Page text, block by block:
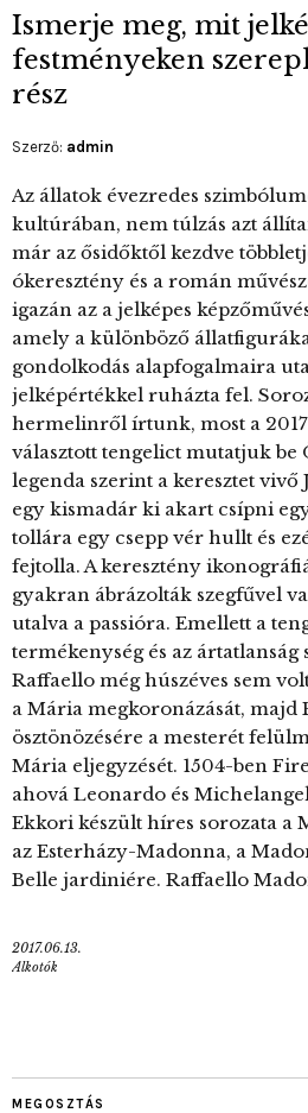
Ismerje meg, mit
festményeken
rész
Szerző: admin
Az állatok évezredes
kultúrában, nem túlzás azt
már az ősidőktől kezdve
ókeresztény és a román
igazán az a jelképes
amely a különböző
gondolkodás alapfogalmaira
jelképértékkel ruházta fel.
hermelinről írtunk, most a
választott tengelict mutatjuk
legenda szerint a keresztet vivő
egy kismadár ki akart csípni
tollára egy csepp vér hullt és
fejtolla. A keresztény
gyakran ábrázolták szegfűvel
utalva a passióra. Emellett a
termékenység és az ártatlanság
Raffaello még húszéves sem
a Mária megkoronázását, majd
ösztönözésére a mesterét
Mária eljegyzését. 1504-ben
ahová Leonardo és
Ekkori készült híres sorozata a
az Esterházy-Madonna, a
Belle jardiniére. Raffaello
2017.06.13.
Alkotók
MEGOSZTÁS